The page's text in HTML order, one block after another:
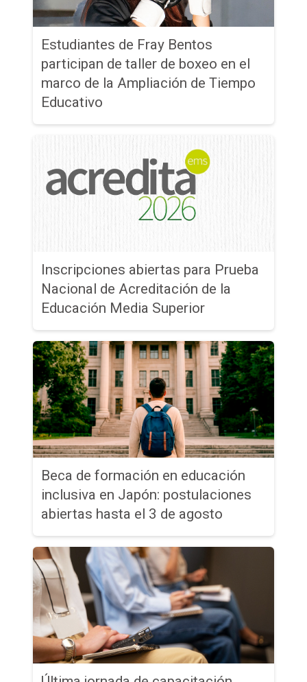
Estudiantes de Fray Bentos
participan de taller de boxeo en el
marco de la Ampliación de Tiempo
Educativo
Inscripciones abiertas para Prueba
Nacional de Acreditación de la
Educación Media Superior
Beca de formación en educación
inclusiva en Japón: postulaciones
abiertas hasta el 3 de agosto